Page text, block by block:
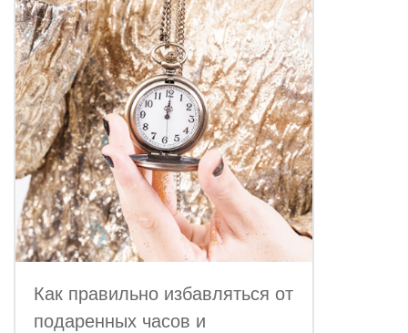
Как правильно избавляться от
подаренных часов и